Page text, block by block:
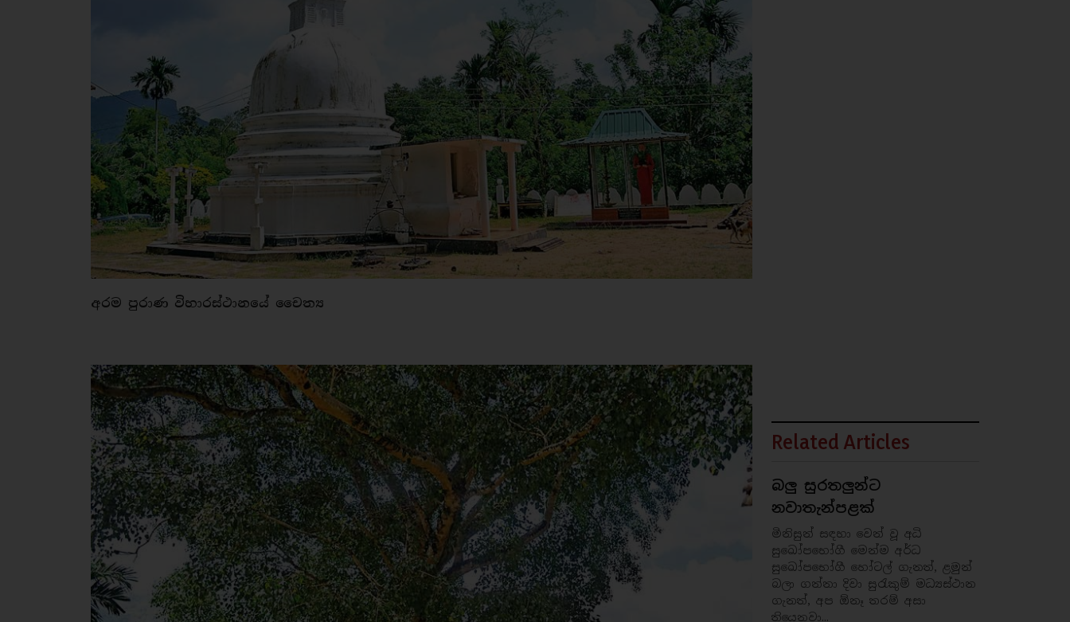
අරම පුරාණ විහාරස්ථානයේ චෛත්‍ය
Related Articles
බලු සුරතලුන්ට
නවාතැන්පළක්
මිනිසුන් සඳහා වෙන් වූ අධි
සුඛෝපභෝගී මෙන්ම අර්ධ
සුඛෝපභෝගී හෝටල් ගැනත්, ළමුන්
බලා ගන්නා දිවා සුරැකුම් මධ්‍යස්ථාන
ගැනත්, අප ඕනෑ තරම් අසා
තියෙනවා...